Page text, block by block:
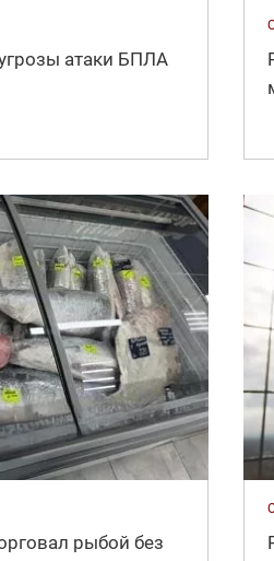
атаки БПЛА
рыбой без